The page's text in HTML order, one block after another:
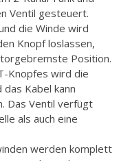
Ventil gesteuert.
die Winde wird
Knopf loslassen,
Position.
Knopfes wird die
Kabel kann
Das Ventil verfügt
als auch eine
werden komplett